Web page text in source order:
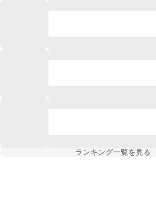
ランキング一覧を見る